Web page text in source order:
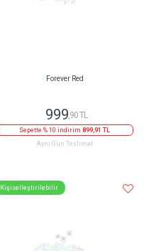
Forever Red
999,90 TL
Sepette % 10 indirim 899,91 TL
Aynı Gün Teslimat
Kişiselleştirilebilir